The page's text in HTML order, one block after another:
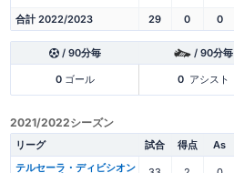
合計 2022/2023 29 0 0
/ 90分毎 / 90分毎
0ゴール 0 アシスト
2021/2022シーズン
リーグ 試合 得点 As
テルセーラ・ディビシオン